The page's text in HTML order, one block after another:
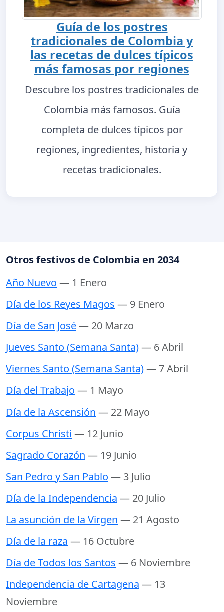
Guía de los postres
tradicionales de Colombia y
las recetas de dulces típicos
más famosas por regiones
Descubre los postres tradicionales de
Colombia más famosos. Guía
completa de dulces típicos por
regiones, ingredientes, historia y
recetas tradicionales.
Otros festivos de Colombia en 2034
Año Nuevo — 1 Enero
Día de los Reyes Magos — 9 Enero
Día de San José— 20 Marzo
Jueves Santo (Semana Santa)— 6 Abril
Viernes Santo (Semana Santa)— 7 Abril
Día del Trabajo — 1 Mayo
Día de la Ascensión — 22 Mayo
Corpus Christi — 12 Junio
Sagrado Corazón — 19 Junio
San Pedro y San Pablo — 3 Julio
Día de la Independencia — 20 Julio
La asunción de la Virgen — 21 Agosto
Día de la raza — 16 Octubre
Día de Todos los Santos — 6 Noviembre
Independencia de Cartagena — 13
Noviembre